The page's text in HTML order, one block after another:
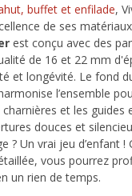
buffet et enfilade,
de ses
est conçu avec des
de 16 et 22 mm
et longévité. Le fond
l’ensemble
et les guides
douces et
? Un vrai jeu d’enfant !
vous pourrez
un rien de temps.